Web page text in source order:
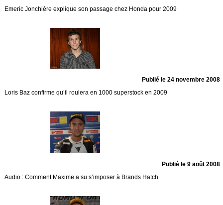
Emeric Jonchière explique son passage chez Honda pour 2009
Publié le 24 novembre 2008
Loris Baz confirme qu’il roulera en 1000 superstock en 2009
Publié le 9 août 2008
Audio : Comment Maxime a su s’imposer à Brands Hatch